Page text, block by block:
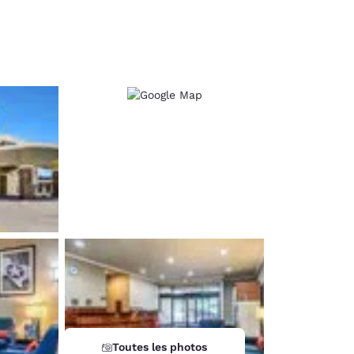
Toutes les photos